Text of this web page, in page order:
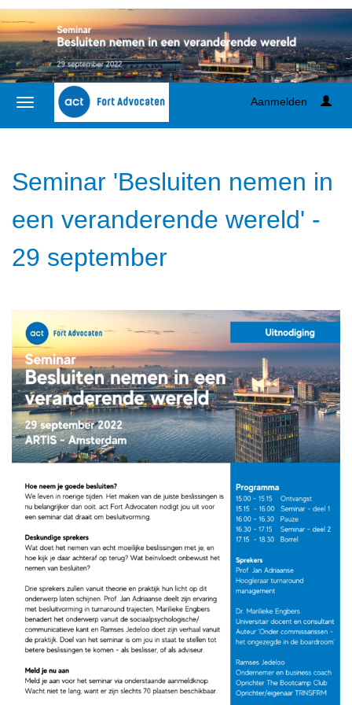
Aanmelden
Seminar 'Besluiten nemen in
een veranderende wereld' -
29 september